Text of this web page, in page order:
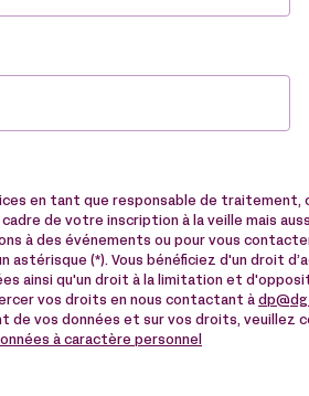
en tant que responsable de traitement,
de votre inscription à la veille mais
à des événements ou pour vous
astérisque (*). Vous bénéficiez d'un droit
ainsi qu'un droit à la limitation et
vos droits en nous contactant à
de vos données et sur vos droits, veuillez
à caractère personnel